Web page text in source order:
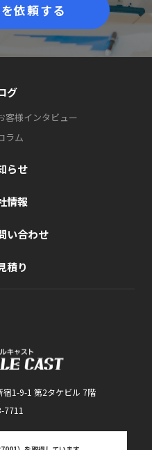
依頼する
1-9-1 第2タケビル 7階
7711
グ
客様インタビュー
ラム
らせ
情報
い合わせ
積り